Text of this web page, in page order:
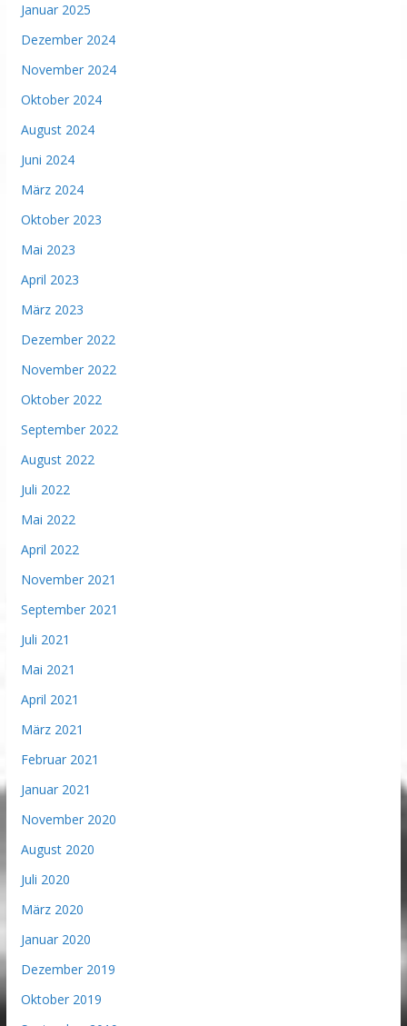
Januar 2025
Dezember 2024
November 2024
Oktober 2024
August 2024
Juni 2024
März 2024
Oktober 2023
Mai 2023
April 2023
März 2023
Dezember 2022
November 2022
Oktober 2022
September 2022
August 2022
Juli 2022
Mai 2022
April 2022
November 2021
September 2021
Juli 2021
Mai 2021
April 2021
März 2021
Februar 2021
Januar 2021
November 2020
August 2020
Juli 2020
März 2020
Januar 2020
Dezember 2019
Oktober 2019